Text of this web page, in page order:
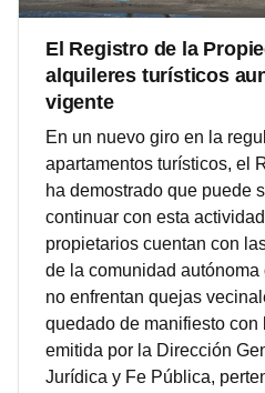
El Registro de la
alquileres turísticos
vigente
En un nuevo giro en la
apartamentos turísticos, el
ha demostrado que puede
continuar con esta
propietarios cuentan con
de la comunidad
no enfrentan quejas
quedado de manifiesto con
emitida por la Dirección
Jurídica y Fe Pública,